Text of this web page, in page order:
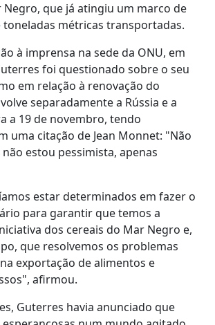
que já atingiu um marco de
toneladas métricas transportadas.
à imprensa na sede da ONU, em
foi questionado sobre o seu
em relação à renovação do
separadamente a Rússia e a
a 19 de novembro, tendo
uma citação de Jean Monnet: "Não
estou pessimista, apenas
estar determinados em fazer o
para garantir que temos a
dos cereais do Mar Negro e,
que resolvemos os problemas
exportação de alimentos e
afirmou.
Guterres havia anunciado que